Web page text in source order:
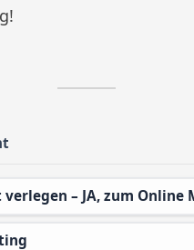
– JA, zum Online